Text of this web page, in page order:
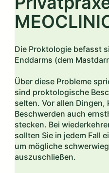
Die Proktologie befasst
Enddarms (dem
Über diese Probleme
sind proktologische
selten. Vor allen Dingen,
Beschwerden auch
stecken. Bei
sollten Sie in jedem Fall
um mögliche
auszuschließen.